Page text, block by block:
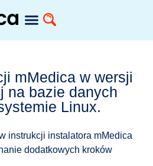
mMedica w wersji
na bazie danych
Linux.
instrukcji instalatora mMedica
dodatkowych kroków